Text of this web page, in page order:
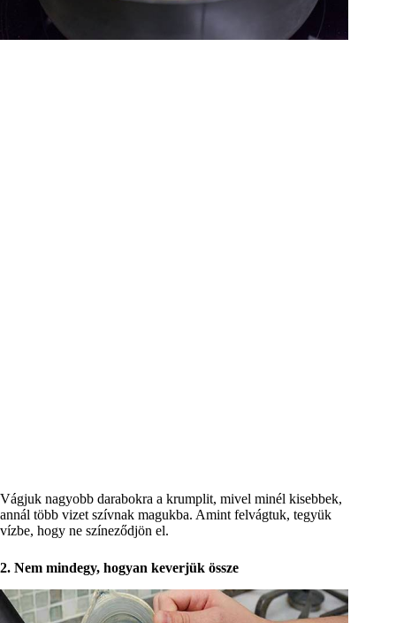
Vágjuk nagyobb darabokra a krumplit, mivel minél kisebbek,
annál több vizet szívnak magukba. Amint felvágtuk, tegyük
vízbe, hogy ne színeződjön el.
2. Nem mindegy, hogyan keverjük össze